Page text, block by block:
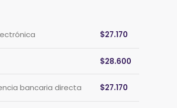
$27.170
$28.600
bancaria directa $27.170